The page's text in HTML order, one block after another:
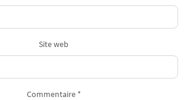
Site web
Commentaire *